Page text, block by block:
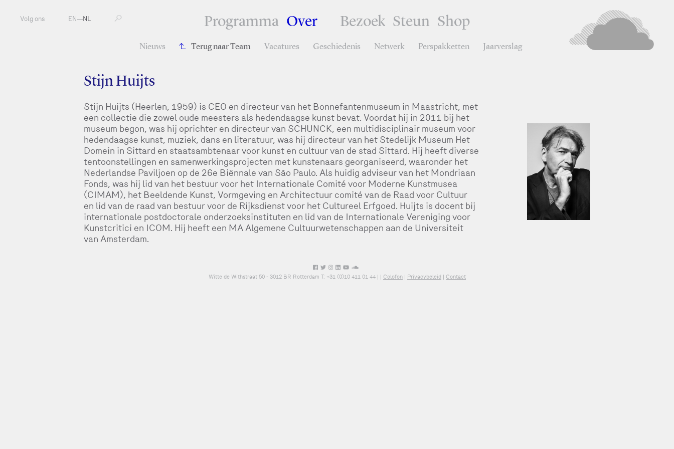
Programma Over Bezoek Steun Shop
Nieuws Terug naar Team Vacatures Geschiedenis Netwerk Perspakketten Jaarverslag
Volg ons EN—NL
Stijn Huijts
Stijn Huijts (Heerlen, 1959) is CEO en directeur van het Bonnefantenmuseum in Maastricht, met
een collectie die zowel oude meesters als hedendaagse kunst bevat. Voordat hij in 2011 bij het
museum begon, was hij oprichter en directeur van SCHUNCK, een multidisciplinair museum voor
hedendaagse kunst, muziek, dans en literatuur, was hij directeur van het Stedelijk Museum Het
Domein in Sittard en staatsambtenaar voor kunst en cultuur van de stad Sittard. Hij heeft diverse
tentoonstellingen en samenwerkingsprojecten met kunstenaars georganiseerd, waaronder het
Nederlandse Paviljoen op de 26e Biënnale van São Paulo. Als huidig adviseur van het Mondriaan
Fonds, was hij lid van het bestuur voor het Internationale Comité voor Moderne Kunstmusea
(CIMAM), het Beeldende Kunst, Vormgeving en Architectuur comité van de Raad voor Cultuur
en lid van de raad van bestuur voor de Rijksdienst voor het Cultureel Erfgoed. Huijts is docent bij
internationale postdoctorale onderzoeksinstituten en lid van de Internationale Vereniging voor
Kunstcritici en ICOM. Hij heeft een MA Algemene Cultuurwetenschappen aan de Universiteit
van Amsterdam.
Witte de Withstraat 50 - 3012 BR Rotterdam T: +31 (0)10 411 01 44 | | Colofon| Privacybeleid| Contact